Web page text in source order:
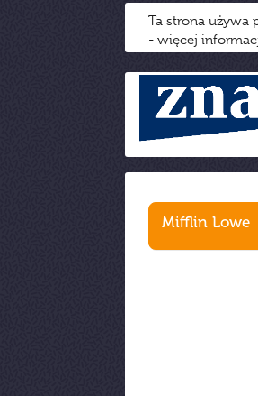
Ta strona używa
- więcej
Mifflin Lowe